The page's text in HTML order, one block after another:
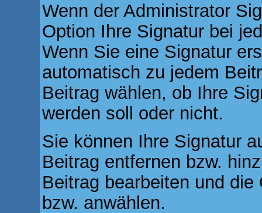
Wenn der Administrator
Option Ihre Signatur bei
Wenn Sie eine Signatur
automatisch zu jedem
Beitrag wählen, ob Ihre
werden soll oder nicht.
Sie können Ihre Signatur
Beitrag entfernen bzw.
Beitrag bearbeiten und
bzw. anwählen.